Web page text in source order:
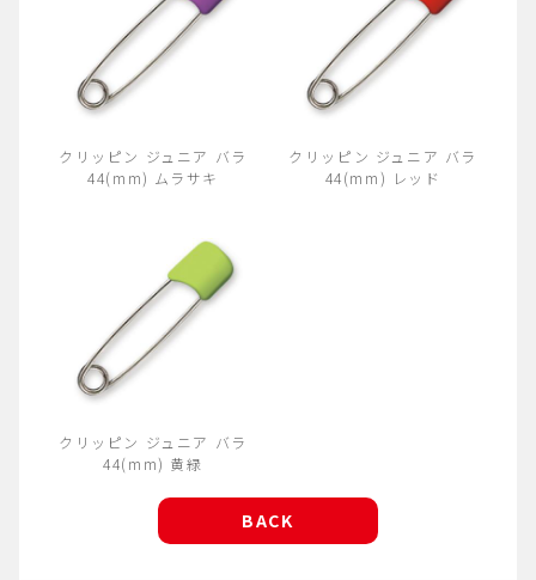
クリッピン ジュニア バラ
44(mm) ムラサキ
クリッピン ジュニア バラ
44(mm) レッド
クリッピン ジュニア バラ
44(mm) 黄緑
BACK